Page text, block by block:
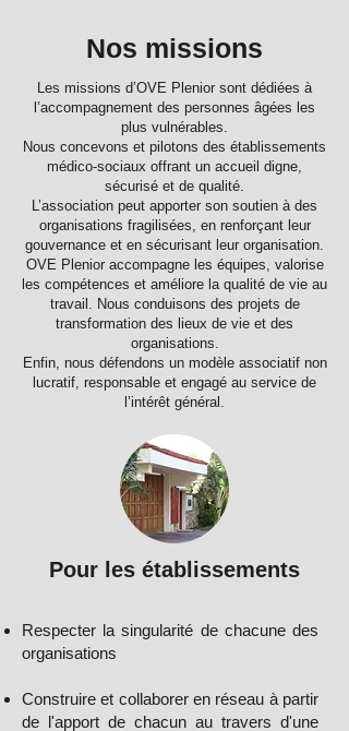
Nos missions
Les missions d’OVE Plenior sont dédiées à
l’accompagnement des personnes âgées les
plus vulnérables.
Nous concevons et pilotons des établissements
médico-sociaux offrant un accueil digne,
sécurisé et de qualité.
L’association peut apporter son soutien à des
organisations fragilisées, en renforçant leur
gouvernance et en sécurisant leur organisation.
OVE Plenior accompagne les équipes, valorise
les compétences et améliore la qualité de vie au
travail. Nous conduisons des projets de
transformation des lieux de vie et des
organisations.
Enfin, nous défendons un modèle associatif non
lucratif, responsable et engagé au service de
l’intérêt général.
Pour les établissements
Respecter la singularité de chacune des
organisations
Construire et collaborer en réseau à partir
de l'apport de chacun au travers d'une